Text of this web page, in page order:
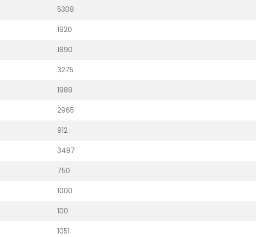
5308
1920
1890
3275
1989
2965
912
3497
750
1000
100
1051